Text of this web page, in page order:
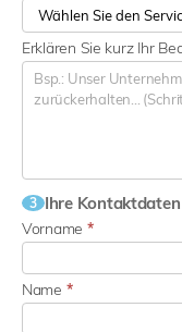
Erklären Sie kurz Ihr
3 Ihre Kontaktdaten
Vorname *
Name *